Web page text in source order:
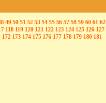
49 50 51 52 53 54 55 56 57 58 59 60 61 62
118 119 120 121 122 123 124 125 126 127
172 173 174 175 176 177 178 179 180 181